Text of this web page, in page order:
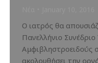
Ο ιατρός θα
Πανελλήνιο
Αμφιβληστροειδούς
ακολουθήσει την